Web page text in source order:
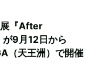
『After
9月12日から
（天王洲）で開催